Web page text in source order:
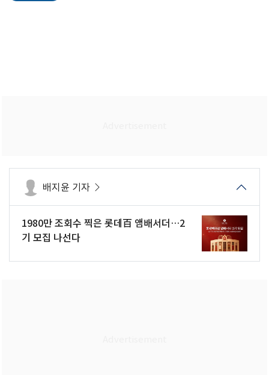
배지윤 기자
1980만 조회수 찍은 롯데百 앰배서더…2
기 모집 나선다